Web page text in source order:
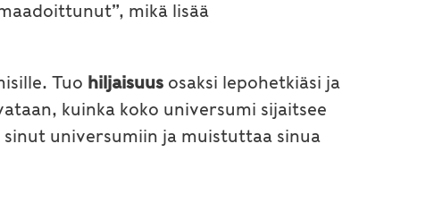
mikä lisää
Tuo hiljaisuus osaksi lepohetkiäsi ja
kuinka koko universumi sijaitsee
sinut universumiin ja muistuttaa sinua